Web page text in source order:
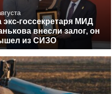
экс-госсекретаря МИД
внесли залог, он
из СИЗО